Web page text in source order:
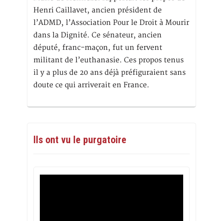
Henri Caillavet, ancien président de
l’ADMD, l’Association Pour le Droit à Mourir
dans la Dignité. Ce sénateur, ancien
député, franc-maçon, fut un fervent
militant de l’euthanasie. Ces propos tenus
il y a plus de 20 ans déjà préfiguraient sans
doute ce qui arriverait en France.
Ils ont vu le purgatoire